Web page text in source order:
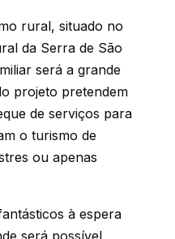
rural, situado no
da Serra de São
será a grande
projeto pretendem
de serviços para
o turismo de
ou apenas
à espera